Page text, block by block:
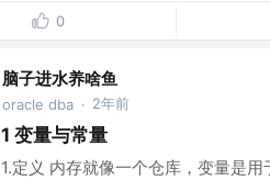
0
脑子进水养啥鱼
oracle dba · 2年前
1 变量与常量
1.定义 内存就像一个仓库，变量是